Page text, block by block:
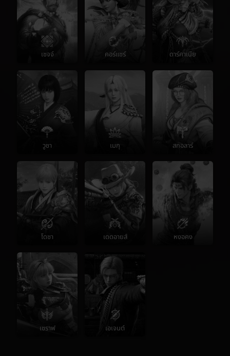
เซจจ์ คอร์แซร์ ดาร์คาเนีย
วูซา เมกุ สกอลาร์
โดซา เดดอายส์ หงอคง
เซราฟ เอเจนต์